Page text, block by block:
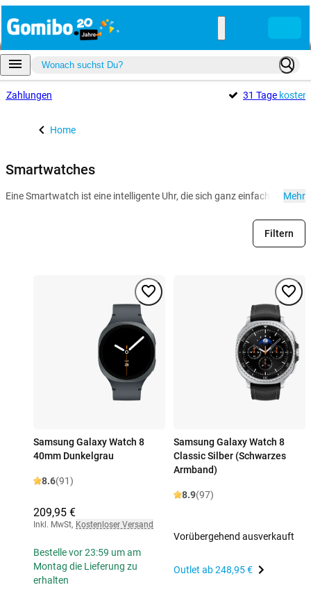
Zahlungen 31 Tage
Home
Smartwatches
Eine Smartwatch ist eine intelligente Uhr, die sich ganz einfach mitMehr
Filtern
Samsung Galaxy Watch 8
40mm Dunkelgrau
8.6(91)
209,95 €
Inkl. MwSt, Kostenloser Versand
Bestelle vor 23:59 um am
Montag die Lieferung zu
erhalten
Samsung Galaxy Watch 8
Classic Silber (Schwarzes
Armband)
8.9(97)
Vorübergehend ausverkauft
Outlet ab248,95 €